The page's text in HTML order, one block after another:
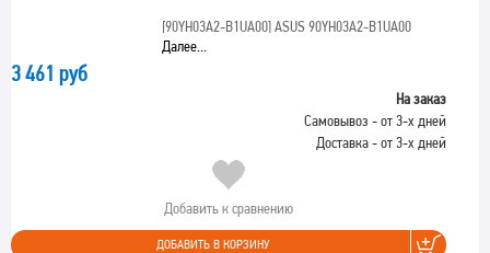
[90YH03A2-B1UA00]ASUS 90YH03A2-B1UA00
Далее...
3 461 руб
На заказ
Самовывоз - от 3-х дней
Доставка - от 3-х дней
Добавить к сравнению
ДОБАВИТЬ В КОРЗИНУ